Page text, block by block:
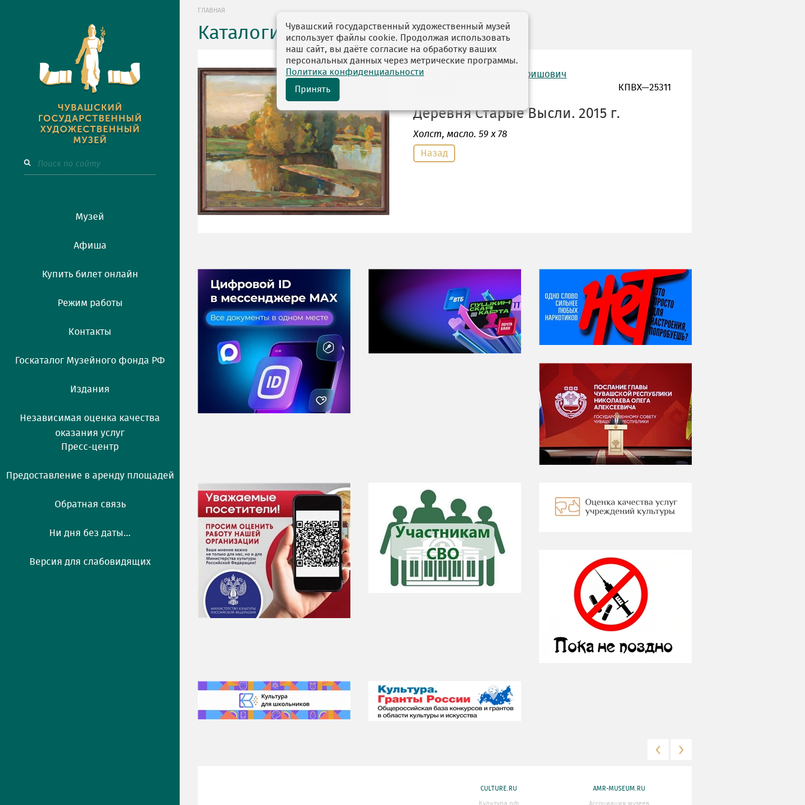
Музей
Афиша
Купить билет онлайн
Режим работы
Контакты
Госкаталог Музейного фонда РФ
Издания
Независимая оценка качества
оказания услуг
Пресс-центр
Предоставление в аренду площадей
Обратная связь
Ни дня без даты...
Версия для слабовидящих
ГЛАВНАЯ
Каталоги выставок
автор: Григорян Миша Гришович
КПВХ—25311
Деревня Старые Высли. 2015 г.
Холст, масло. 59 х 78
Назад
НИ ДНЯ БЕЗ ДАТЫ...
06 августа
Яков Яковлевич
Вебер
CULTURE.RU
Культура.рф
AMR-MUSEUM.RU
Ассоциация музеев
Чувашский государственный художественный музей
использует файлы cookie. Продолжая использовать
наш сайт, вы даёте согласие на обработку ваших
персональных данных через метрические программы.
Политика конфиденциальности
Принять